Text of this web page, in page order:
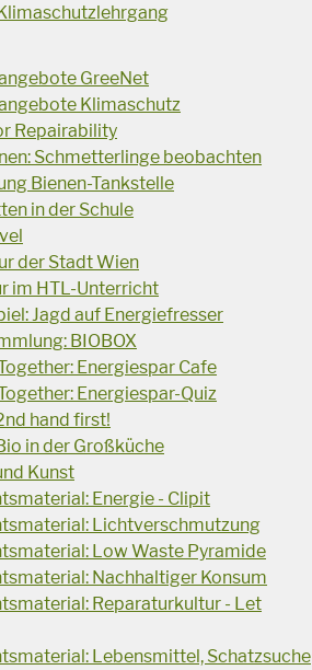
GreeNet
Klimaschutz
Repairability
Schmetterlinge beobachten
Bienen-Tankstelle
in der Schule
der Stadt Wien
im HTL-Unterricht
Jagd auf Energiefresser
BIOBOX
Energiespar Cafe
Energiespar-Quiz
hand first!
in der Großküche
Kunst
Energie - Clipit
Lichtverschmutzung
Low Waste Pyramide
Nachhaltiger Konsum
Reparaturkultur - Let
Lebensmittel, Schatzsuche